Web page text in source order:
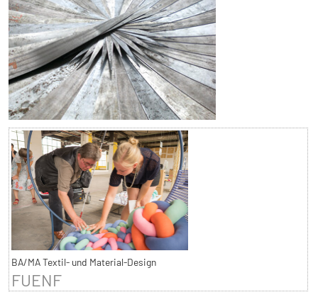
BA/MA Textil- und Material-Design
FUENF